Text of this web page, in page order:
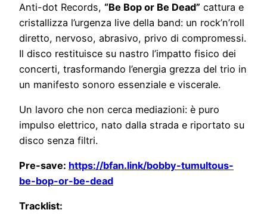
Anti-dot Records, “Be Bop or Be Dead” cattura e
cristallizza l’urgenza live della band: un rock’n’roll
diretto, nervoso, abrasivo, privo di compromessi.
Il disco restituisce su nastro l’impatto fisico dei
concerti, trasformando l’energia grezza del trio in
un manifesto sonoro essenziale e viscerale.
Un lavoro che non cerca mediazioni: è puro
impulso elettrico, nato dalla strada e riportato su
disco senza filtri.
Pre-save: https://bfan.link/bobby-tumultous-
be-bop-or-be-dead
Tracklist: